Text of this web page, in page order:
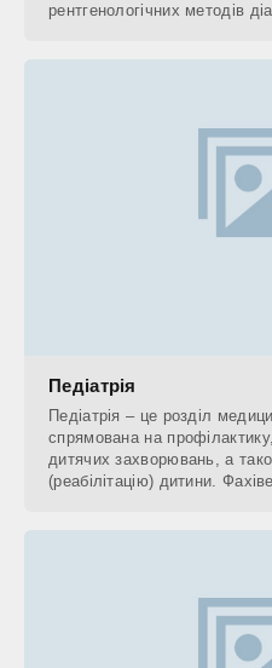
рентгенологічних методів
Педіатрія
Педіатрія – це розділ
спрямована на
дитячих захворювань, а
(реабілітацію) дитини.